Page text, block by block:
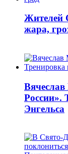
Жителей
жара,
России».
Энгельса